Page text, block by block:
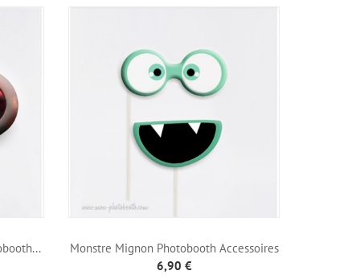
Monstre Mignon Photobooth Accessoires
6,90 €